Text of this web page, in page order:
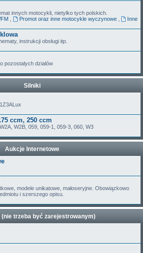
innych motocykli, nietylko tych polskich.
Promot oraz inne motocykle wyczynowe
Inne
instrukcji obsługi itp.
pozostalych dzialów
Silniki
ccm, 250 ccm
W2B, 059, 059-1, 059-3, 060, W3
Aukcje Internetowe
modele unikatowe, małoseryjne. Obowiązkowo
i szerszego opisu.
(nie trzeba być zarejestrowanym)